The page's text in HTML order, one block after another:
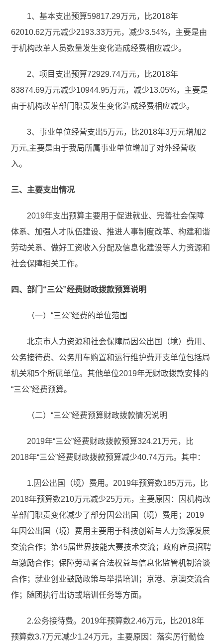
1、基本支出预算59817.29万元，比2018年
62010.62万元减少2193.33万元，减少3.54%，主要是由
于机构改革人员数量发生变化造成经费相应减少。
2、项目支出预算72929.74万元，比2018年
83874.69万元减少10944.95万元，减少13.05%，主要是
由于机构改革部门职责发生变化造成经费相应减少。
3、事业单位经营支出5万元，比2018年3万元增加2
万元,主要是由于我局所属事业单位增加了对外经营收
入。
三、主要支出情况
2019年支出预算主要用于促进就业、完善社会保障
体系、加强人才队伍建设、推进人事制度改革、构建和谐
劳动关系、做好工资收入分配及信息化建设等人力资源和
社会保障相关工作。
四、部门“三公”经费财政拨款预算说明
（一）“三公”经费的单位范围
北京市人力资源和社会保障局因公出国（境）费用、
公务接待费、公务用车购置和运行维护费开支单位包括局
机关和5个所属单位。其他单位2019年无财政拨款安排的
“三公”经费预算。
（二）“三公”经费预算财政拨款情况说明
2019年“三公”经费财政拨款预算324.21万元，比
2018年“三公”经费财政拨款预算减少40.74万元。其中：
1.因公出国（境）费用。2019年预算数185万元，比
2018年预算数210万元减少25万元，主要原因：因机构改
革部门职责变化减少了部分因公出国（境）费用；2019
年因公出国（境）费用主要用于科技创新与人力资源发展
交流合作；第45届世界技能大赛技术交流；政府雇员招聘
与激励合作；保障劳动者合法权益与信息化监管机制洽谈
合作；就业创业鼓励政策与举措培训；京港、京澳交流合
作；随团执行出访或培训任务等方面。
2.公务接待费。2019年预算数2.46万元，比2018年
预算数3.7万元减少1.24万元，主要原因：落实厉行勤俭